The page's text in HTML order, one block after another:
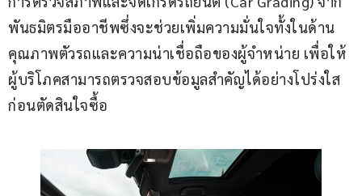
พันธมิตรมืออาชีพซึ่งจะช่วยเพิ่มความมั่นใจทั้งในด้าน
คุณภาพตัวรถและความน่าเชื่อถือของผู้จำหน่าย เพื่อให้
ผู้บริโภคสามารถตรวจสอบข้อมูลสำคัญได้อย่างโปร่งใส
ก่อนตัดสินใจซื้อ